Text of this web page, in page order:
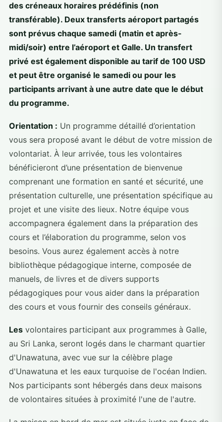
des créneaux horaires prédéfinis (non
transférable). Deux transferts aéroport partagés
sont prévus chaque samedi (matin et après-
midi/soir) entre l’aéroport et Galle. Un transfert
privé est également disponible au tarif de 100 USD
et peut être organisé le samedi ou pour les
participants arrivant à une autre date que le début
du programme.
Orientation : Un programme détaillé d’orientation
vous sera proposé avant le début de votre mission de
volontariat. À leur arrivée, tous les volontaires
bénéficieront d’une présentation de bienvenue
comprenant une formation en santé et sécurité, une
présentation culturelle, une présentation spécifique au
projet et une visite des lieux. Notre équipe vous
accompagnera également dans la préparation des
cours et l’élaboration du programme, selon vos
besoins. Vous aurez également accès à notre
bibliothèque pédagogique interne, composée de
manuels, de livres et de divers supports
pédagogiques pour vous aider dans la préparation
des cours et vous fournir des conseils généraux.
Les volontaires participant aux programmes à Galle,
au Sri Lanka, seront logés dans le charmant quartier
d'Unawatuna, avec vue sur la célèbre plage
d'Unawatuna et les eaux turquoise de l'océan Indien.
Nos participants sont hébergés dans deux maisons
de volontaires situées à proximité l'une de l'autre.